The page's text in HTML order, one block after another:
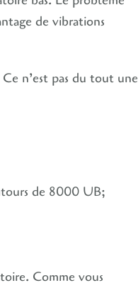
de vibrations
n’est pas du tout une
de 8000 UB;
Comme vous